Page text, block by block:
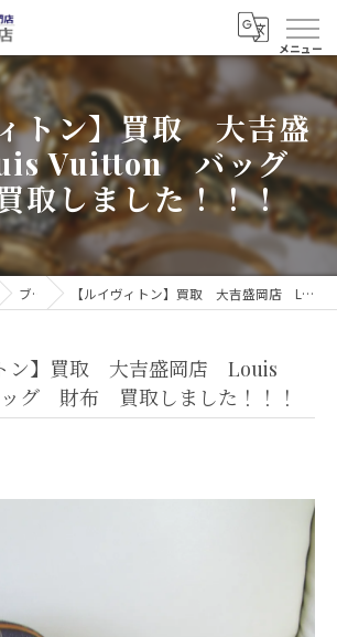
トン】買取 大吉盛
Vuitton バッグ
取しました！！！
ブログ 【ルイヴィトン】買取 大吉盛岡店 Louis Vuitton バッグ 財布 買取しました！！！
トン】買取 大吉盛岡店 Louis
グ 財布 買取しました！！！